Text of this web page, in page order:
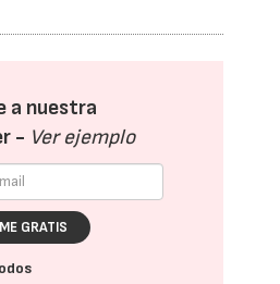
a nuestra
- Ver ejemplo
GRATIS